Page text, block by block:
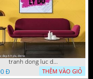
tranh dong luc dep 6 8 phu
Đ
THÊM VÀO GIỎ